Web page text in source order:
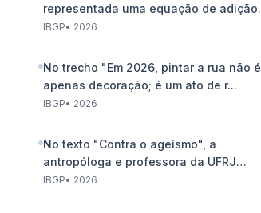
representada uma equação de adição,
na qual ...
IBGP• 2026
No trecho "Em 2026, pintar a rua não é
apenas decoração; é um ato de r...
IBGP• 2026
No texto "Contra o ageísmo", a
antropóloga e professora da UFRJ
Mirian...
IBGP• 2026